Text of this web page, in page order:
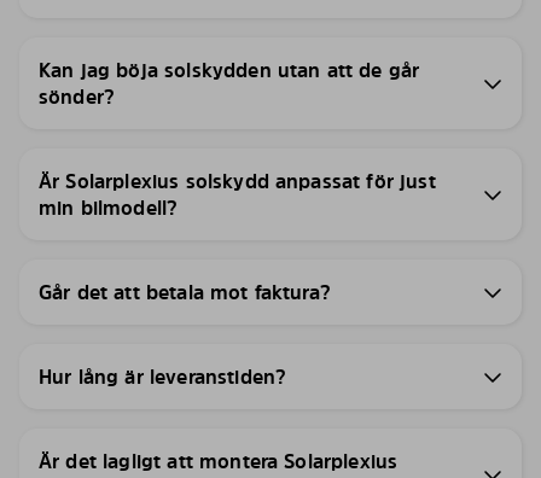
Kan jag böja solskydden utan att de går
sönder?
Är Solarplexius solskydd anpassat för just
min bilmodell?
Går det att betala mot faktura?
Hur lång är leveranstiden?
Är det lagligt att montera Solarplexius